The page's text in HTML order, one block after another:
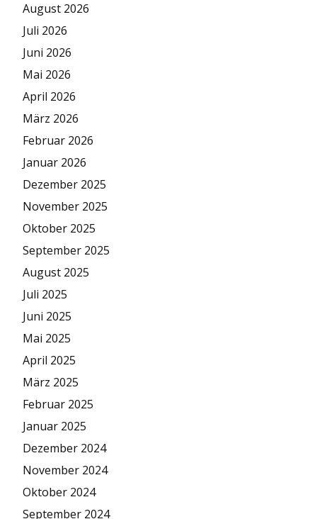
August 2026
Juli 2026
Juni 2026
Mai 2026
April 2026
März 2026
Februar 2026
Januar 2026
Dezember 2025
November 2025
Oktober 2025
September 2025
August 2025
Juli 2025
Juni 2025
Mai 2025
April 2025
März 2025
Februar 2025
Januar 2025
Dezember 2024
November 2024
Oktober 2024
September 2024